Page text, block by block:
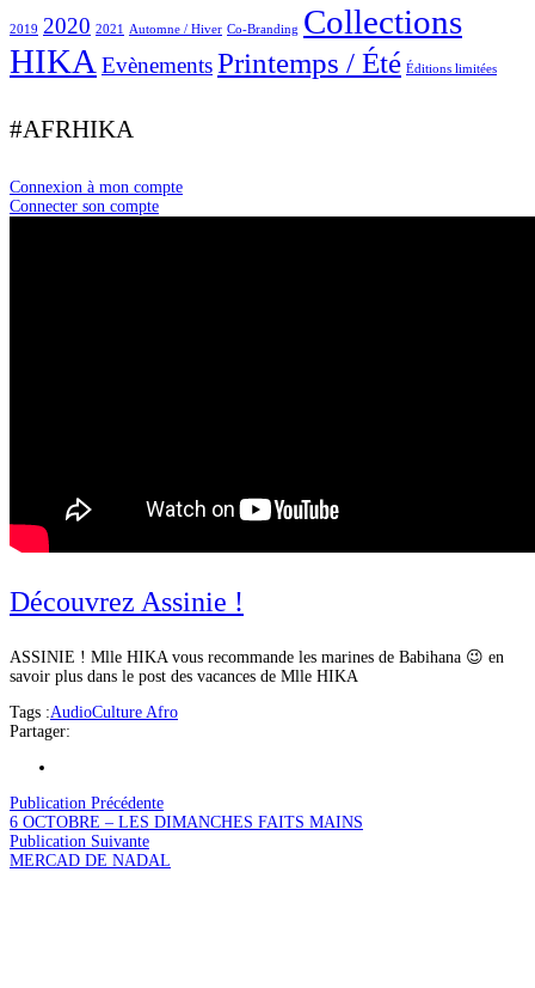
2019 2020 2021 Automne / Hiver Co-Branding Collections
HIKA EvènementsPrintemps / Été Éditions limitées
#AFRHIKA
Connexion à mon compte
Connecter son compte
Découvrez Assinie !
ASSINIE ! Mlle HIKA vous recommande les marines de Babihana 😉 en
savoir plus dans le post des vacances de Mlle HIKA
Tags :AudioCulture Afro
Partager:
Publication Précédente
6 OCTOBRE – LES DIMANCHES FAITS MAINS
Publication Suivante
MERCAD DE NADAL